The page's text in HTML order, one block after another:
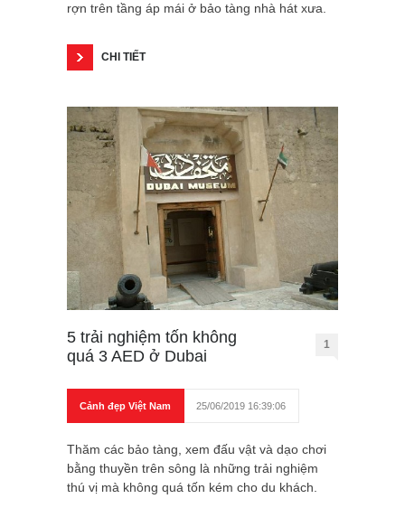
rợn trên tầng áp mái ở bảo tàng nhà hát xưa.
CHI TIẾT
5 trải nghiệm tốn không
quá 3 AED ở Dubai
1
Cảnh đẹp Việt Nam 25/06/2019 16:39:06
Thăm các bảo tàng, xem đấu vật và dạo chơi
bằng thuyền trên sông là những trải nghiệm
thú vị mà không quá tốn kém cho du khách.